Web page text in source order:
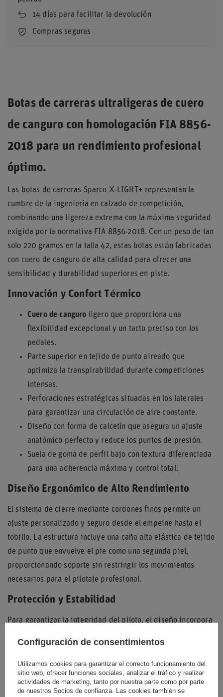
14 días para facilitar la devolución
Compras seguras
Botas de carreras ultraligeras de cuero
de canguro con homologación FIA 8856-
2018 para un rendimiento profesional
óptimo.
Las botas de carreras Sparco X-LIGHT+ representan la
cumbre de la ingeniería en calzado de competición,
combinando una ligereza extrema con la máxima seguridad
exigida por la normativa FIA 8856-2018. Con un peso de tan
solo 220 gramos en la talla 42, estas botas están fabricadas
con cuero de canguro de alta calidad para ofrecer una
sensibilidad y durabilidad superiores en pista.
Innovación y Confort Térmico
Cuero de canguro ligero que proporciona una
flexibilidad excepcional y un tacto preciso con los
pedales.
Parte superior en tejido de punto aireado que
optimiza la transpirabilidad durante competiciones
intensas.
Perforaciones estratégicas situadas en los laterales
para garantizar una circulación de aire constante.
Diseño con forma de calcetín que asegura un ajuste
anatómico perfecto y reduce los puntos de presión.
Suela de goma de perfil bajo con textura diferenciada
para una adherencia máxima y control total.
Diseño Ergonómico de Alto Rendimiento
El sistema de cierre mediante cordones finos permite un
ajuste personalizado y seguro desde el empeine hasta el
tobillo. La estructura incluye una caña alta elástica de tejido
de punto que envuelve el pie como una segunda piel,
proporcionando soporte sin restringir los movimientos
necesarios para el pilotaje profesional.
Protección y Estabilidad
Para garantizar la integridad del piloto, el diseño incorpora
del talón. La puntera reforzada mantiene la estructura del
zapato frente al uso constante, mientras que el tirador
trasero facilita la colocación rápida de la bota. La suela
delgada está específicamente diseñada para transmitir
Configuración de consentimientos
Utilizamos cookies para garantizar el correcto funcionamiento del
sitio web, ofrecer funciones sociales, analizar el tráfico y realizar
actividades de marketing, tanto por nuestra parte como por parte
de nuestros Socios de confianza. Las cookies también se